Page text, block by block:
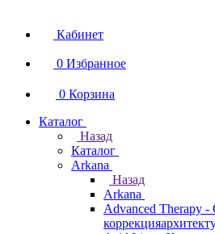
Кабинет
0 Избранное
0 Корзина
Каталог
Назад
Каталог
Arkana
Назад
Arkana
Advanced Therapy -